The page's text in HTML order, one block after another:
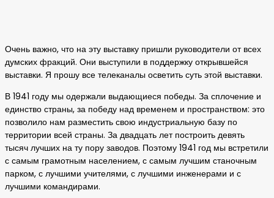
Очень важно, что на эту выставку пришли руководители от всех
думских фракций. Они выступили в поддержку открывшейся
выставки. Я прошу все телеканалы осветить суть этой выставки.
В 1941 году мы одержали выдающиеся победы. За сплочение и
единство страны, за победу над временем и пространством: это
позволило нам разместить свою индустриальную базу по
территории всей страны. За двадцать лет построить девять
тысяч лучших на ту пору заводов. Поэтому 1941 год мы встретили
с самым грамотным населением, с самым лучшим станочным
парком, с лучшими учителями, с лучшими инженерами и с
лучшими командирами.